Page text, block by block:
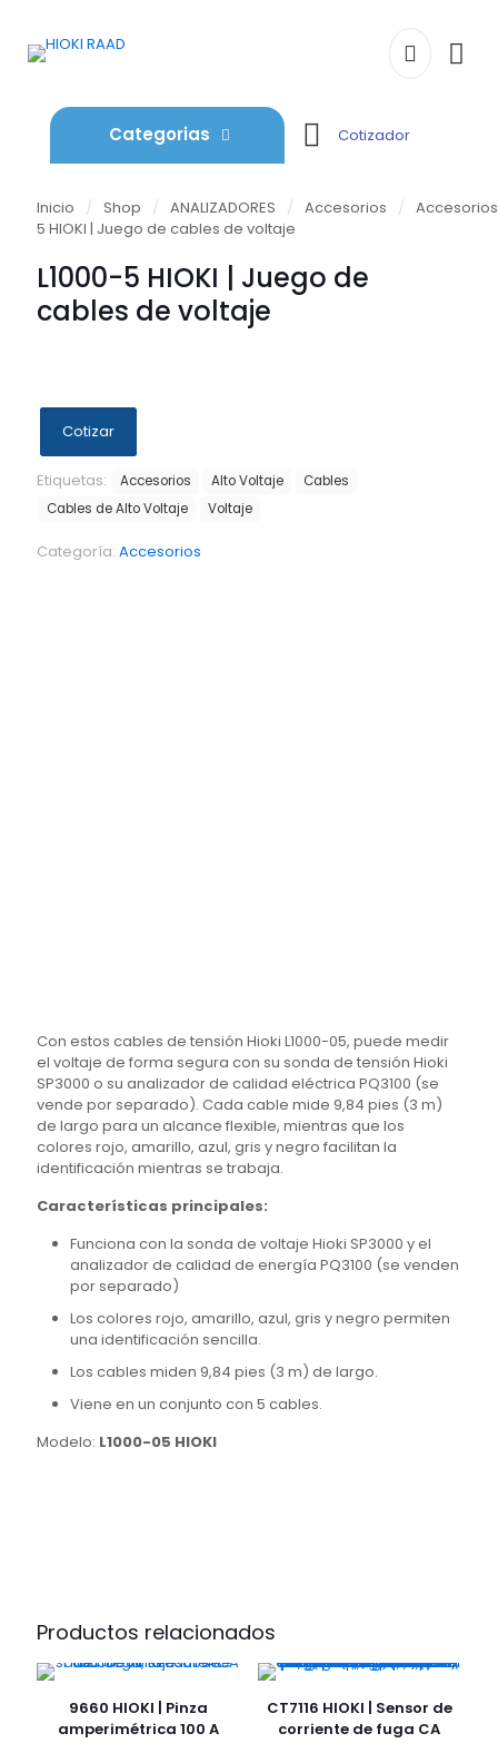
Categorias Cotizador
Inicio / Shop / ANALIZADORES / Accesorios / Accesorios
5 HIOKI | Juego de cables de voltaje
L1000-5 HIOKI | Juego de
cables de voltaje
Cotizar
Etiquetas: Accesorios Alto Voltaje
Cables
Cables de Alto Voltaje
Voltaje
Categoría: Accesorios
Con estos cables de tensión Hioki L1000-05, puede medir
el voltaje de forma segura con su sonda de tensión Hioki
SP3000 o su analizador de calidad eléctrica PQ3100 (se
vende por separado). Cada cable mide 9,84 pies (3 m)
de largo para un alcance flexible, mientras que los
colores rojo, amarillo, azul, gris y negro facilitan la
identificación mientras se trabaja.
Características principales:
Funciona con la sonda de voltaje Hioki SP3000 y el
analizador de calidad de energía PQ3100 (se venden
por separado)
Los colores rojo, amarillo, azul, gris y negro permiten
una identificación sencilla.
Los cables miden 9,84 pies (3 m) de largo.
Viene en un conjunto con 5 cables.
Modelo: L1000-05 HIOKI
Productos relacionados
9660 HIOKI | Pinza
amperimétrica 100 A
CT7116 HIOKI | Sensor de
corriente de fuga CA